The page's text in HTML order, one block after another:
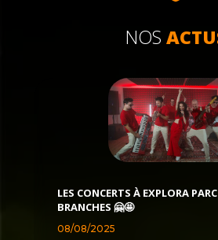
NOS
LES CONCERTS À EXPLORA
BRANCHES 🤗🤩
08/08/2025